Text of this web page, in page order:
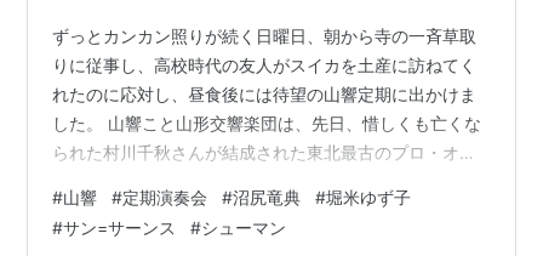
ずっとカンカン照りが続く日曜日、朝から寺の一斉草取
りに従事し、高校時代の友人がスイカを土産に訪ねてく
れたのに応対し、昼食後には待望の山響定期に出かけま
した。 山響こと山形交響楽団は、先日、惜しくも亡くな
られた村川千秋さんが結成された東北最古のプロ・オー
ドに、何度も経営危機を乗り越え、それでもすでに50周
年を迎えました。近年はプログラムの内容面でも演奏水
#山響 #定期演奏会 #沼尻竜典 #堀米ゆず子
#サン=サーンス #シューマン